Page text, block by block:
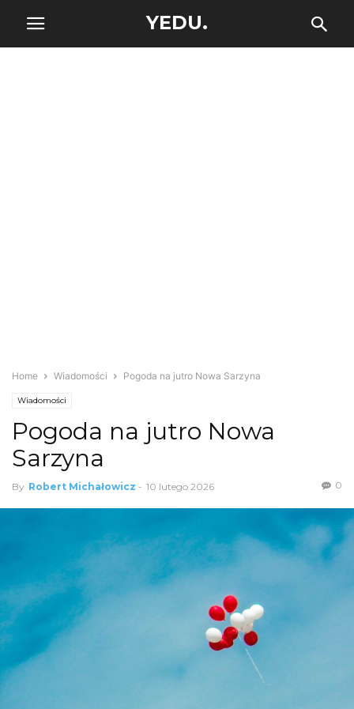
YEDU.
Home Wiadomości Pogoda na jutro Nowa Sarzyna
Wiadomości
Pogoda na jutro Nowa
Sarzyna
By Robert Michałowicz - 10 lutego 2026 0